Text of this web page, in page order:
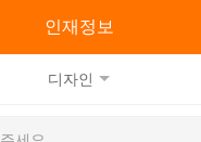
인재정보
디자인